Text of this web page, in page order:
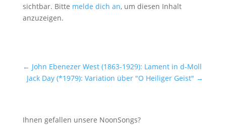
sichtbar. Bitte melde dich an, um diesen Inhalt
anzuzeigen.
← John Ebenezer West (1863-1929): Lament in d-Moll
Jack Day (*1979): Variation über "O Heiliger Geist" →
Ihnen gefallen unsere NoonSongs?